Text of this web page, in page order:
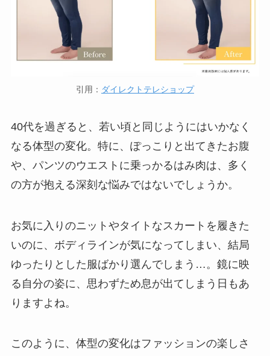
引用： ダイレクトテレショップ
40代を過ぎると、若い頃と同じようにはいかなく
なる体型の変化。特に、ぽっこりと出てきたお腹
や、パンツのウエストに乗っかるはみ肉は、多く
の方が抱える深刻な悩みではないでしょうか。
お気に入りのニットやタイトなスカートを履きた
いのに、ボディラインが気になってしまい、結局
ゆったりとした服ばかり選んでしまう…。鏡に映
る自分の姿に、思わずため息が出てしまう日もあ
りますよね。
このように、体型の変化はファッションの楽しさ